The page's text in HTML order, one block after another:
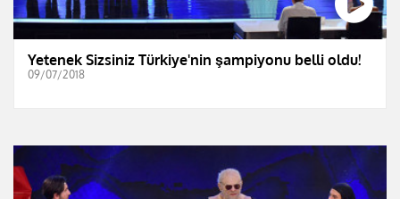
Yetenek Sizsiniz Türkiye'nin şampiyonu belli oldu!
09/07/2018